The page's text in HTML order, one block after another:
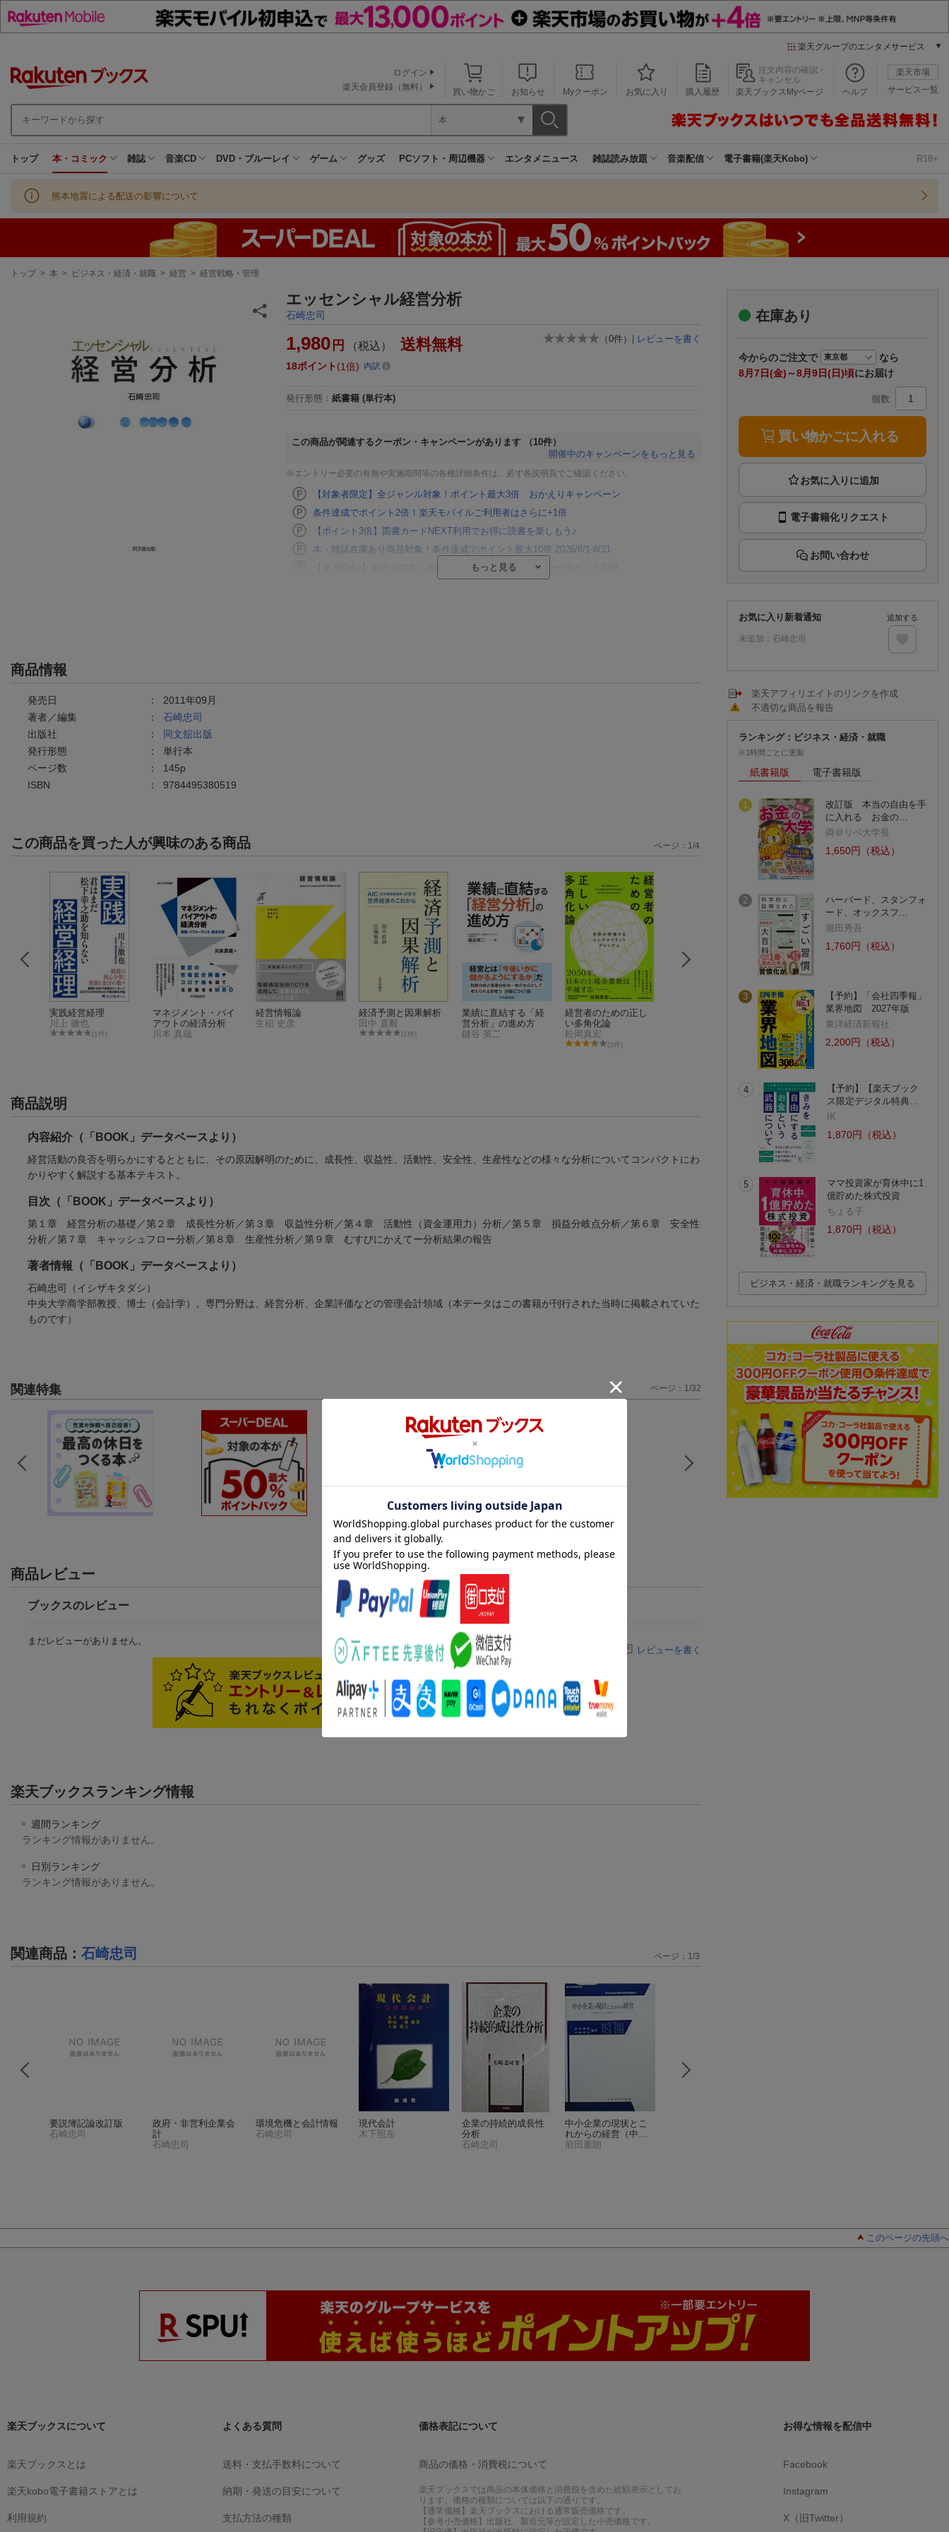
楽天グループのエンタメサービス
本/ゲーム/CD/DVD
楽天ブックス
楽天Kobo
エンタメニュース
推し楽
買い物かご お知らせ Myクーポン お気に入り 購入履歴
注文内容の確認・
キャンセル
楽天ブックスMyページ
ヘルプ
楽天市場
サービス一覧
ログイン
楽天会員登録（無料）
本
トップ 本・コミック 雑誌 音楽CD DVD・ブルーレイ ゲーム グッズ PCソフト・周辺機器 エンタメニュース 雑誌読み放題 音楽配信 電子書籍(楽天Kobo) R18+
熊本地震による配送の影響について
現
トップ > 本 > ビジネス・経済・就職 > 経営 > 経営戦略・管理
エッセンシャル経営分析
石崎忠司
（0件） | レビューを書く
1,980 円 （税込） 送料無料
18ポイント 1倍 内訳
発行形態 ： 紙書籍 (単行本)
この商品が関連するクーポン・キャンペーンがあります
（10件）
開催中のキャンペーンをもっと見る
※エントリー必要の有無や実施期間等の各種詳細条件は、必ず各説明頁でご確認ください。
【対象者限定】全ジャンル対象！ポイント最大3倍 おかえりキャンペーン
条件達成でポイント2倍！楽天モバイルご利用者はさらに+1倍
【ポイント3倍】図書カードNEXT利用でお得に読書を楽しもう♪
本・雑誌在庫あり商品対象！条件達成でポイント最大10倍 2026/8/1-8/31
【楽天Kobo】初めての方！条件達成で楽天ブックス購入分がポイント20倍
商品情報
発売日 ： 2011年09月
著者／編集
： 石崎忠司
出版社
：
同文舘出版
発行形態
： 単行本
ページ数
： 145p
ISBN
： 9784495380519
この商品を買った人が興味のある商品
実践経営経理
川上 徹也
(1件)
マネジメント・バイ
アウトの経済分析
川本 真哉
経営情報論
生稲 史彦
経済予測と因果解析
田中 直毅
(1件)
業績に直結する「経
営分析」の進め方
鍵谷 英二
経営者のための正し
い多角化論
松岡真宏
(3件)
経営学の『概念』を
問う
経営学史学会
分析経営から創
経営へ
ページ： 1 /4
商品説明
内容紹介（「BOOK」データベースより）
経営活動の良否を明らかにするとともに、その原因解明のために、成長性、収益性、活動性、安全性、生産性などの様々な分析についてコンパクトにわ
かりやすく解説する基本テキスト。
目次（「BOOK」データベースより）
第１章 経営分析の基礎／第２章 成長性分析／第３章 収益性分析／第４章 活動性（資金運用力）分析／第５章 損益分岐点分析／第６章 安全性
分析／第７章 キャッシュフロー分析／第８章 生産性分析／第９章 むすびにかえてー分析結果の報告
著者情報（「BOOK」データベースより）
石崎忠司（イシザキタダシ）
中央大学商学部教授、博士（会計学）。専門分野は、経営分析、企業評価などの管理会計領域（本データはこの書籍が刊行された当時に掲載されていた
ものです）
関連特集 ページ：1/32
商品レビュー
ブックスのレビュー
まだレビューがありません。
レビューを書く
楽天ブックスランキング情報
週間ランキング
ランキング情報がありません。
日別ランキング
ランキング情報がありません。
関連商品 ： 石崎忠司
要説簿記論改訂版
石崎忠司
政府・非営利企業会
計
石崎忠司
環境危機と会計情報
石崎忠司
現代会計
木下照岳
企業の持続的成長性
分析
石崎忠司
中小企業の現状とこ
れからの経営 （中央
大学企業研究所研究
前田重朗
ページ： 1 /3
在庫あり
今からのご注文で
なら
8月7日(金)～8月9日(日)頃にお届け
個数
買い物かごに入れる
電子書籍化リクエスト
お問い合わせ
お気に入り新着通知
未追加： 石崎忠司
追加する
楽天アフィリエイトのリンクを作成
不適切な商品を報告
ランキング：ビジネス・経済・就職
※1時間ごとに更新
紙書籍版 電子書籍版
1
改訂版 本当の自由を手
に入れる お金の…
両＠リベ大学長
1,650円（税込）
2
ハーバード、スタンフォ
ード、オックスフ…
堀田秀吾
1,760円（税込）
3
【予約】「会社四季報」
業界地図 2027年版
東洋経済新報社
2,200円（税込）
4
【予約】【楽天ブック
ス限定デジタル特典…
IK
1,870円（税込）
5
ママ投資家が育休中に1
億貯めた株式投資
ちょる子
1,870円（税込）
ビジネス・経済・就職ランキングを見る
このページの先頭へ
楽天ブックスについて
楽天ブックスとは
楽天kobo電子書籍ストアとは
利用規約
よくある質問
送料・支払手数料について
納期・発送の目安について
支払方法の種類
価格表記について
商品の価格・消費税について
楽天ブックスでは商品の本体価格と消費税を含めた総額表示としてお
ります。価格の種類については以下の通りです。
【通常価格】楽天ブックスにおける通常販売価格です。
【参考小売価格】出版社、製造元等が設定した小売価格です。
お得な情報を配信中
Facebook
Instagram
X（旧Twitter）